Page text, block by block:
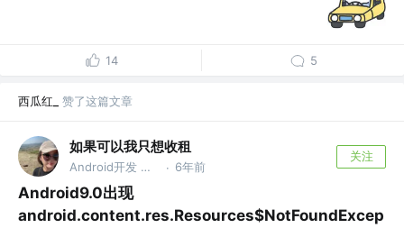
14 5
西瓜红_ 赞了这篇文章
如果可以我只想收租
Android开发 @追求WLB · 6年前
关注
Android9.0出现
android.content.res.Resources$NotFoundExcep